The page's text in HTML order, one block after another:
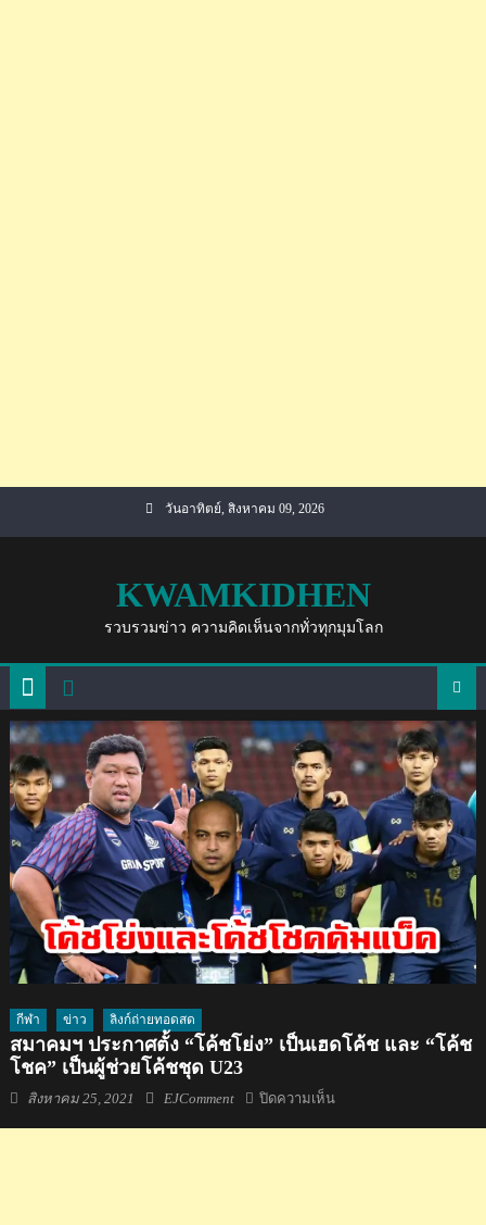
วันอาทิตย์, สิงหาคม 09, 2026
KWAMKIDHEN
รวบรวมข่าว ความคิดเห็นจากทั่วทุกมุมโลก
กีฬา ข่าว ลิงก์ถ่ายทอดสด
สมาคมฯ ประกาศตั้ง “โค้ชโย่ง” เป็นเฮดโค้ช และ “โค้ช
โชค” เป็นผู้ช่วยโค้ชชุด U23
Posted
สิงหาคม 25, 2021 Author
EJComment ปิดความเห็นบน